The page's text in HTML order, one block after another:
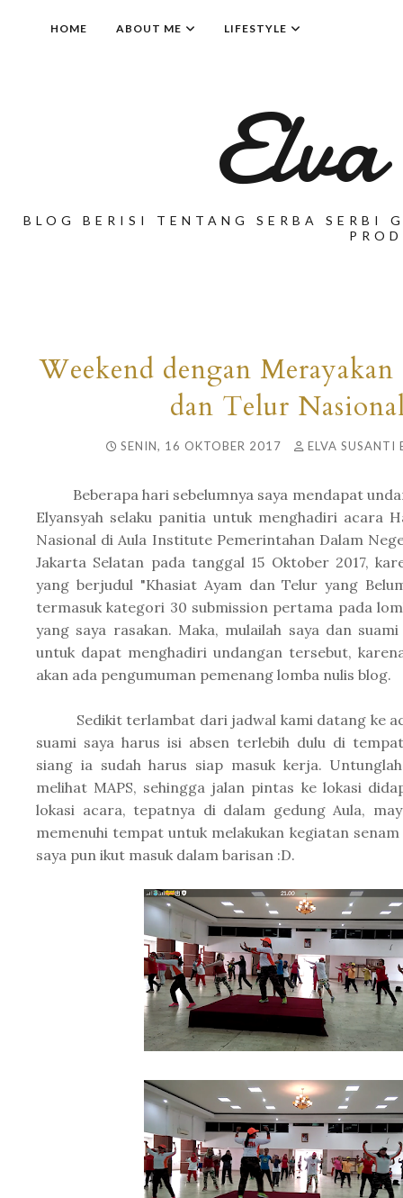
HOME ABOUT ME LIFESTYLE
BLOG BERISI TENTANG SERBA SERBI
Weekend dengan
dan Telur
SENIN, 16 OKTOBER 2017 ELVA SUSANTI
Beberapa hari sebelumnya saya mendapat
Elyansyah selaku panitia untuk menghadiri acara
Nasional di Aula Institute Pemerintahan Dalam
Jakarta Selatan pada tanggal 15 Oktober 2017,
yang berjudul "Khasiat Ayam dan Telur yang
termasuk kategori 30 submission pertama pada
yang saya rasakan. Maka, mulailah saya dan
untuk dapat menghadiri undangan tersebut,
akan ada pengumuman pemenang lomba nulis blog.
Sedikit terlambat dari jadwal kami datang ke
suami saya harus isi absen terlebih dulu di
siang ia sudah harus siap masuk kerja.
melihat MAPS, sehingga jalan pintas ke lokasi
lokasi acara, tepatnya di dalam gedung Aula,
memenuhi tempat untuk melakukan kegiatan
saya pun ikut masuk dalam barisan :D.